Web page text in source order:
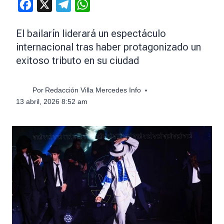
Facebook Telegram
El bailarín liderará un espectáculo
internacional tras haber protagonizado un
exitoso tributo en su ciudad
Por Redacción Villa Mercedes Info
13 abril, 2026 8:52 am